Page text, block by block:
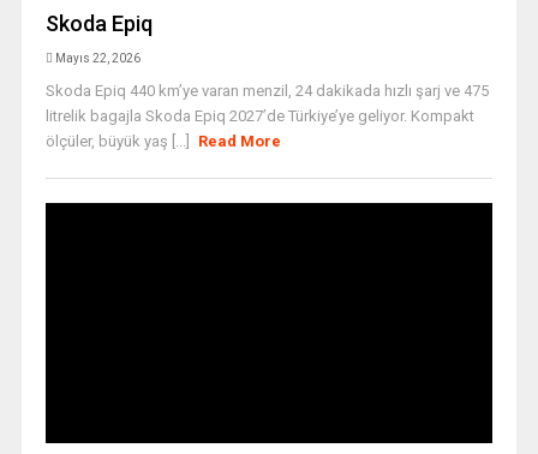
Skoda Epiq
Mayıs 22, 2026
Skoda Epiq 440 km’ye varan menzil, 24 dakikada hızlı şarj ve 475
litrelik bagajla Skoda Epiq 2027’de Türkiye’ye geliyor. Kompakt
ölçüler, büyük yaş [...]
Read More